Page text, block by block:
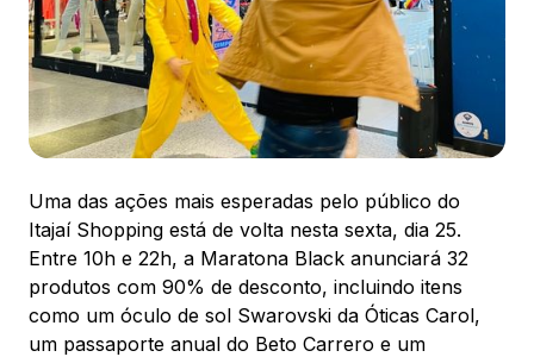
Ver local
Chamar Uber
CONTATO
(47) 3348-4609
Uma das ações mais esperadas pelo público do
Itajaí Shopping está de volta nesta sexta, dia 25.
Entre 10h e 22h, a Maratona Black anunciará 32
produtos com 90% de desconto, incluindo itens
como um óculo de sol Swarovski da Óticas Carol,
um passaporte anual do Beto Carrero e um